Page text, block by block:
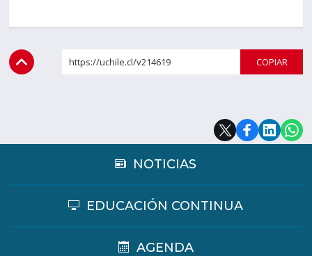
https://uchile.cl/v214619
NOTICIAS
EDUCACIÓN CONTINUA
AGENDA